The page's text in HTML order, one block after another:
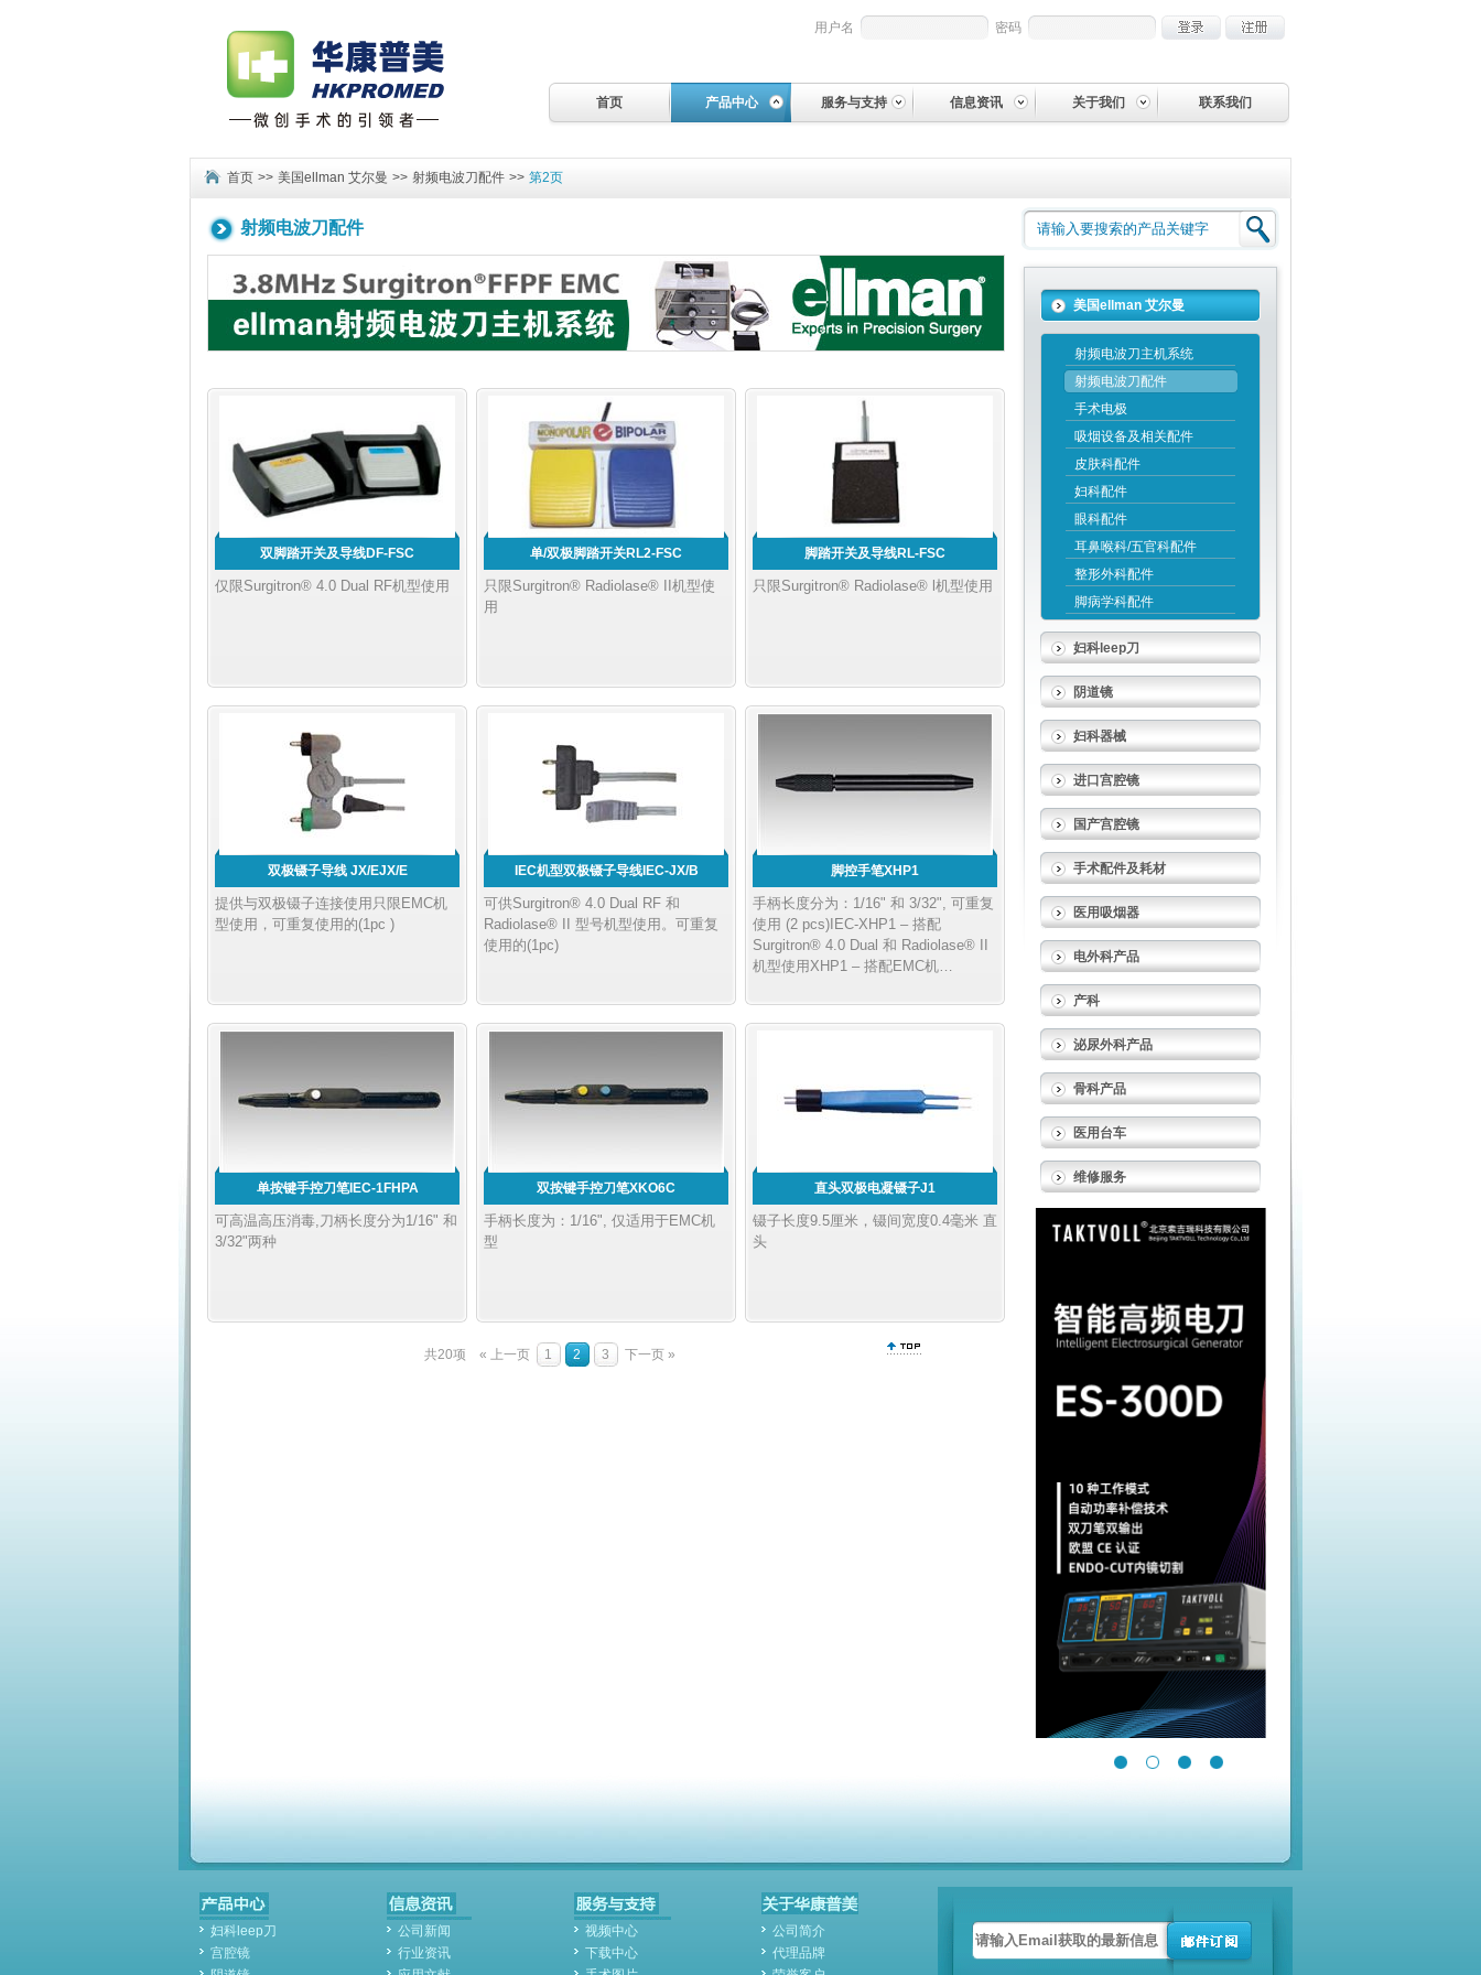
用户名 密码
首页 产品中心 服务与支持 信息资讯 关于我们 联系我们
首页 >> 美国ellman 艾尔曼 >> 射频电波刀配件 >> 第2页
射频电波刀配件
双脚踏开关及导线DF-FSC
仅限Surgitron® 4.0 Dual RF机型使用
单/双极脚踏开关RL2-FSC
只限Surgitron® Radiolase® II机型使
用
脚踏开关及导线RL-FSC
只限Surgitron® Radiolase® l机型使用
双极镊子导线 JX/EJX/E
提供与双极镊子连接使用只限EMC机
型使用，可重复使用的(1pc )
IEC机型双极镊子导线IEC-JX/B
可供Surgitron® 4.0 Dual RF 和
Radiolase® II 型号机型使用。可重复
使用的(1pc)
脚控手笔XHP1
手柄长度分为：1/16" 和 3/32", 可重复
使用 (2 pcs)IEC-XHP1 – 搭配
Surgitron® 4.0 Dual 和 Radiolase® II
机型使用XHP1 – 搭配EMC机…
单按键手控刀笔IEC-1FHPA
可高温高压消毒,刀柄长度分为1/16" 和
3/32"两种
双按键手控刀笔XKO6C
手柄长度为：1/16", 仅适用于EMC机
型
直头双极电凝镊子J1
镊子长度9.5厘米，镊间宽度0.4毫米 直
头
共20项 « 上一页 1 2 3 下一页 »
美国ellman 艾尔曼
射频电波刀主机系统
射频电波刀配件
手术电极
吸烟设备及相关配件
皮肤科配件
妇科配件
眼科配件
耳鼻喉科/五官科配件
整形外科配件
脚病学科配件
妇科leep刀
阴道镜
妇科器械
进口宫腔镜
国产宫腔镜
手术配件及耗材
医用吸烟器
电外科产品
产科
泌尿外科产品
骨科产品
医用台车
维修服务
妇科leep刀
宫腔镜
公司新闻
行业资讯
视频中心
下载中心
公司简介
代理品牌